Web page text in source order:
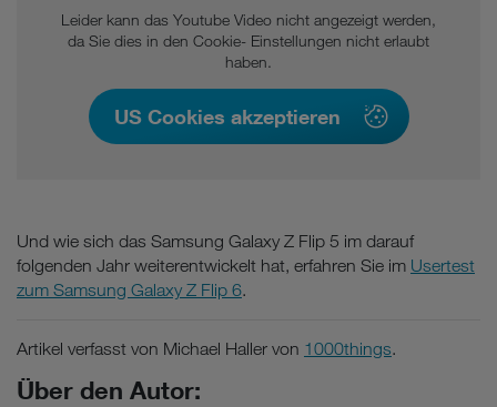
Leider kann das Youtube Video nicht angezeigt werden,
da Sie dies in den Cookie- Einstellungen nicht erlaubt
haben.
US Cookies akzeptieren
Und wie sich das Samsung Galaxy Z Flip 5 im darauf
folgenden Jahr weiterentwickelt hat, erfahren Sie im Usertest
zum Samsung Galaxy Z Flip 6.
Artikel verfasst von Michael Haller von 1000things.
Über den Autor: